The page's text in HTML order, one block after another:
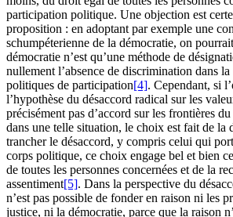
participation politique. Une objection est
proposition : en adoptant par exemple une
schumpéterienne de la démocratie, on
démocratie n’est qu’une méthode de
nullement l’absence de discrimination dans
politiques de participation[4]. Cependant, si
l’hypothèse du désaccord radical sur les
précisément pas d’accord sur les frontières du
dans une telle situation, le choix est fait de la
trancher le désaccord, y compris celui qui
corps politique, ce choix engage bel et bien
de toutes les personnes concernées et de la
assentiment[5]. Dans la perspective du
n’est pas possible de fonder en raison ni les
justice, ni la démocratie, parce que la raison